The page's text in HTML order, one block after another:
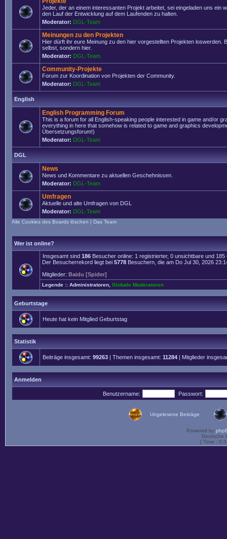
Jeder, der an einem interessanten Projekt arbeitet, sei eingeladen uns ein
den Lauf der Entwicklung auf dem Laufenden zu halten.
Moderator: DGL-Team
Meinungen zu den Projekten
Hier dürft ihr eure Meinung zu den hier vorgestellten Projekten loswerden.
selbst, sondern hier.
Moderator: DGL-Team
Community-Projekte
Forum zur Koordination von Projekten der Community.
Moderator: DGL-Team
English
English Programming Forum
This is a forum for all English-speaking people interested in game and/or
everything in here that somehow is related to game and graphics
Übersetzungsforum!)
Moderator: DGL-Team
DGL
News
News und Kommentare zu aktuellen Geschehnissen.
Moderator: DGL-Team
Umfragen
Aktuelle und alte Umfragen von DGL
Moderator: DGL-Team
Alle Cookies des Boards löschen | Das Team
Wer ist online?
Insgesamt sind 186 Besucher online: 1 registrierter, 0 unsichtbare und
Der Besucherrekord liegt bei 5778 Besuchern, die am Do Jul 30, 2026
Mitglieder: Baidu [Spider]
Legende :: Administratoren Globale Moderatoren
Geburtstage
Heute hat kein Mitglied Geburtstag
Statistik
Beiträge insgesamt: 99263 | Themen insgesamt: 11284 | Mitglieder
Anmelden
Benutzername: Passwort:
Ungelesene Beiträge
Powered by
Deutsche
[ Time :